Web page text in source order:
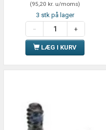
(95,20 kr. u/moms)
3 stk på lager
LÆG I KURV